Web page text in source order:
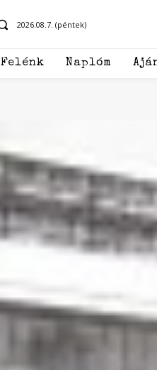
2026.08.7. (péntek)
Felénk Naplóm